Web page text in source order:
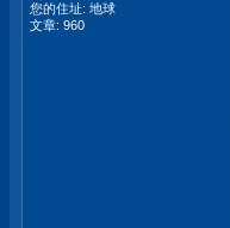
您的住址: 地球
文章: 960